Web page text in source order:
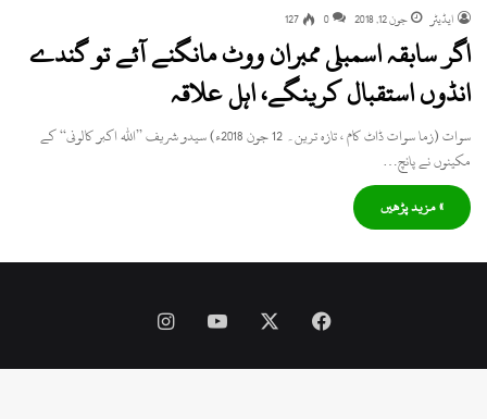
ایڈیٹر جون 12, 2018 0
127
اگر سابقہ اسمبلی ممبران ووٹ مانگنے آئے تو گندے
انڈوں استقبال کرینگے، اہل علاقہ
سوات (زما سوات ڈاٹ کام ، تازہ ترین۔ 12 جون 2018ء) سیدو شریف ’’اللہ اکبر کالونی‘‘ کے
مکینوں نے پانچ…
» مزید پڑھیں
Facebook
YouTube